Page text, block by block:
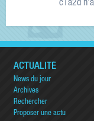
c1a2d
ACTUALITÉ
News du jour
Archives
Rechercher
Proposer une actu